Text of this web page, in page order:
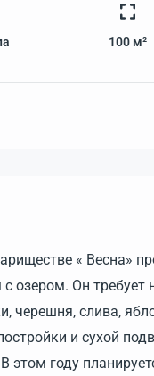
100 м²
« Весна»
озером. Он
черешня, слива,
и сухой
этом году